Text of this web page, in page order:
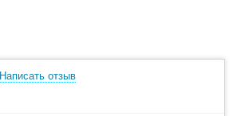
Написать отзыв